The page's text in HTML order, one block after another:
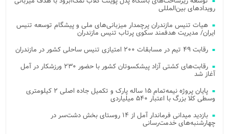
رویدادهای بین‌المللی
هیات تنیس مازندران پرچمدار میزبانی‌های ملی و پیشگام توسعه تنیس
ایران/ مدیریت هدفمند سکوی پرتاب تنیس مازندران
رقابت ۴۹ تیم در مسابقات ۲۰۰ امتیازی تنیس ساحلی کشور در مازندران
رقابت‌های کشتی آزاد پیشکسوتان کشور با حضور ۲۳۰ ورزشکار در آمل
آغاز شد
پایان پروژه نیمه‌تمام ۱۵ ساله پارک و تکمیل جاده اصلی ۲ کیلومتری
وسطی کلا بزرگ با اعتبار ۵۴۰ میلیاردی
بازدید میدانی فرماندار آمل از ۱۴ روستای بخش دشت‌سر در
چهارشنبه‌های خدمت‌رسانی